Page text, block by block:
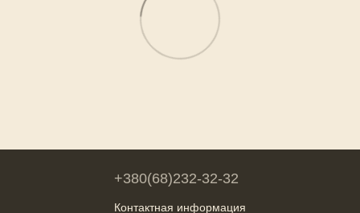
+380(68)232-32-32
Контактная информация